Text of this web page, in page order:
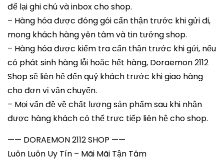
để lại ghi chú và inbox cho shop.
– Hàng hóa được đóng gói cẩn thận trước khi gửi đi,
mong khách hàng yên tâm và tin tưởng shop.
– Hàng hóa được kiểm tra cẩn thận trước khi gửi, nếu
có phát sinh hàng lỗi hoặc hết hàng, Doraemon 2112
Shop sẽ liên hệ đến quý khách trước khi giao hàng
cho đơn vị vận chuyển.
– Mọi vấn đề về chất lượng sản phẩm sau khi nhận
được hàng khách có thể trực tiếp liên hệ cho shop.
—— DORAEMON 2112 SHOP ——
Luôn Luôn Uy Tín – Mãi Mãi Tận Tâm